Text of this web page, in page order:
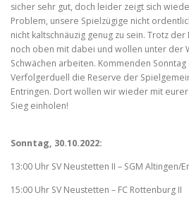
sicher sehr gut, doch leider zeigt sich
Problem, unsere Spielzügige nicht
nicht kaltschnäuzig genug zu sein. Trotz
noch oben mit dabei und wollen unter der
Schwächen arbeiten. Kommenden
Verfolgerduell die Reserve der
Entringen. Dort wollen wir wieder mit
Sieg einholen!
Sonntag, 30.10.2022:
13:00 Uhr SV Neustetten II – SGM Altingen/
15:00 Uhr SV Neustetten – FC Rottenburg II